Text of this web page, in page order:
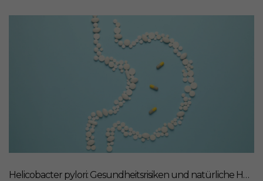
Helicobacter pylori: Gesundheitsrisiken und natürliche Heilmittel